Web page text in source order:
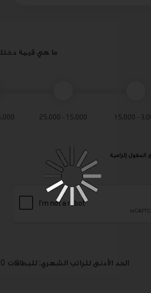
ما هي قيمة
3,000 -
15,000 - 25,000
- 50,000
الحقول إلزامية
الحد الأدنى للراتب الشهري: للبطاقات 5,000،